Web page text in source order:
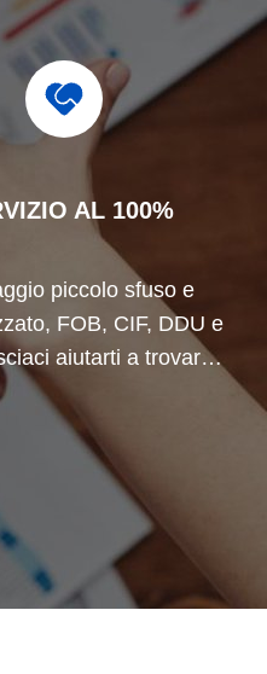
AL 100%
piccolo sfuso e
FOB, CIF, DDU e
aiutarti a trovare
migliore per tutte le
tue esigenze.